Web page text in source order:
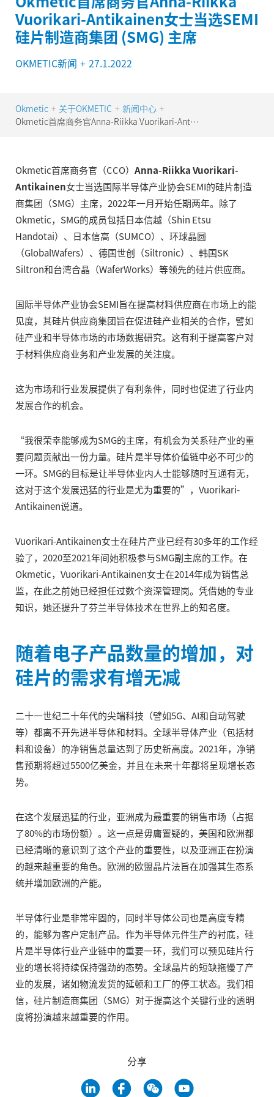
Vuorikari-Antikainen女士当选SEMI
硅片制造商集团 (SMG) 主席
OKMETIC新闻 + 27.1.2022
Okmetic + 关于OKMETIC + 新闻中心 +
Okmetic首席商务官Anna-Riikka Vuorikari-Antikainen女士当选SEMI硅片制造商集团 (SMG) 主席
Okmetic首席商务官（CCO） Anna-Riikka Vuorikari-
Antikainen女士当选国际半导体产业协会SEMI的硅片制造
商集团（SMG）主席，2022年一月开始任期两年。除了
Okmetic，SMG的成员包括日本信越（Shin Etsu
Handotai）、日本信高（SUMCO）、环球晶圆
（GlobalWafers）、德国世创（Siltronic）、韩国SK
Siltron和台湾合晶（WaferWorks）等领先的硅片供应商。
国际半导体产业协会SEMI旨在提高材料供应商在市场上的能
见度，其硅片供应商集团旨在促进硅产业相关的合作，譬如
硅产业和半导体市场的市场数据研究。这有利于提高客户对
于材料供应商业务和产业发展的关注度。
这为市场和行业发展提供了有利条件，同时也促进了行业内
发展合作的机会。
“我很荣幸能够成为SMG的主席，有机会为关系硅产业的重
要问题贡献出一份力量。硅片是半导体价值链中必不可少的
一环。SMG的目标是让半导体业内人士能够随时互通有无，
这对于这个发展迅猛的行业是尤为重要的”，Vuorikari-
Antikainen说道。
Vuorikari-Antikainen女士在硅片产业已经有30多年的工作经
验了，2020至2021年间她积极参与SMG副主席的工作。在
Okmetic，Vuorikari-Antikainen女士在2014年成为销售总
监，在此之前她已经担任过数个资深管理岗。凭借她的专业
知识，她还提升了芬兰半导体技术在世界上的知名度。
随着电子产品数量的增加，对
硅片的需求有增无减
二十一世纪二十年代的尖端科技（譬如5G、AI和自动驾驶
等）都离不开先进半导体和材料。全球半导体产业（包括材
料和设备）的净销售总量达到了历史新高度。2021年，净销
售预期将超过5500亿美金，并且在未来十年都将呈现增长态
势。
在这个发展迅猛的行业，亚洲成为最重要的销售市场（占据
了80%的市场份额）。这一点是毋庸置疑的，美国和欧洲都
已经清晰的意识到了这个产业的重要性，以及亚洲正在扮演
的越来越重要的角色。欧洲的欧盟晶片法旨在加强其生态系
统并增加欧洲的产能。
半导体行业是非常牢固的，同时半导体公司也是高度专精
的，能够为客户定制产品。作为半导体元件生产的衬底，硅
片是半导体行业产业链中的重要一环，我们可以预见硅片行
业的增长将持续保持强劲的态势。全球晶片的短缺拖慢了产
业的发展，诸如物流发货的延顿和工厂的停工状态。我们相
信，硅片制造商集团（SMG）对于提高这个关键行业的透明
度将扮演越来越重要的作用。
分享